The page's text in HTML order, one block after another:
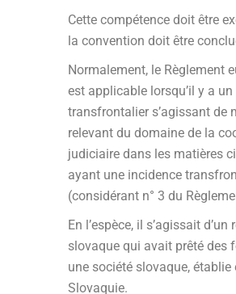
Cette compétence doit être
la convention doit être
Normalement, le Règlement
est applicable lorsqu’il y a
transfrontalier s’agissant de
relevant du domaine de la
judiciaire dans les matières
ayant une incidence
(considérant n° 3 du
En l’espèce, il s’agissait d’un
slovaque qui avait prêté des
une société slovaque, établie
Slovaquie.